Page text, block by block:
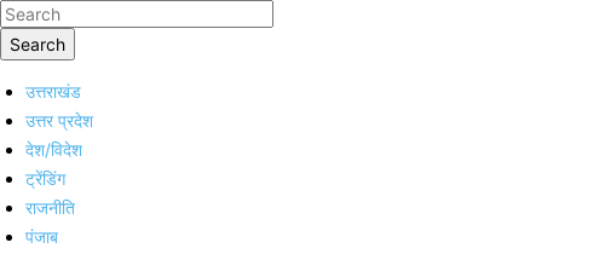
Search
उत्तराखंड
उत्तर प्रदेश
देश/विदेश
ट्रेंडिंग
राजनीति
पंजाब